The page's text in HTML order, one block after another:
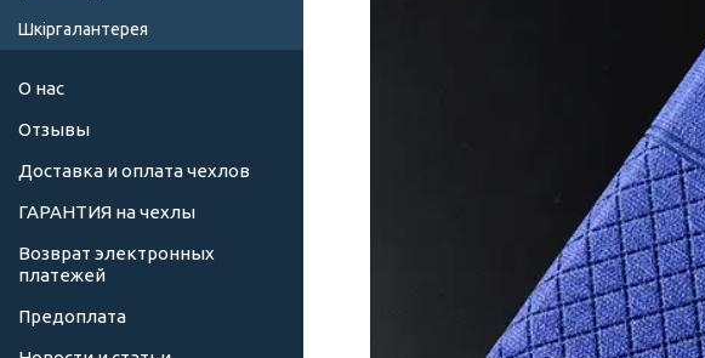
Шкіргалантерея
О нас
Отзывы
Доставка и оплата чехлов
ГАРАНТИЯ на чехлы
Возврат электронных
платежей
Предоплата